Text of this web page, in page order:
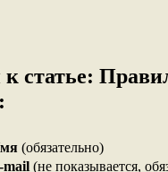
статье:
(обязательно)
mail (не показывается,